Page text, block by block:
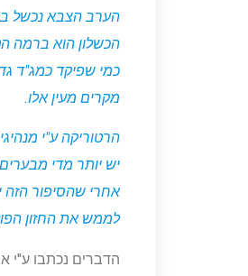
הערב הצבא נכשל
הכשלון הוא ברמה
כמי שפיקד כמג"ד
מקרים מעין אלו.
הרטוריקה ע"י
יש יותר מדי
אחרי שהסיפור הזה
לממש את החזון
הדברים נכתבו ע"י